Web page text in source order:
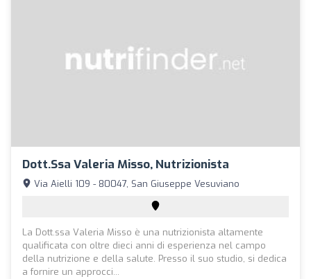
Dott.ssa Valeria Misso, Nutrizionista
Via Aielli 109 - 80047, San Giuseppe Vesuviano
La Dott.ssa Valeria Misso è una nutrizionista altamente
qualificata con oltre dieci anni di esperienza nel campo
della nutrizione e della salute. Presso il suo studio, si dedica
a fornire un approcci...